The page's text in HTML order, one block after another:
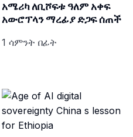
አሜሪካ ለቢሾፍቱ ዓለም አቀፍ
አውሮፕላን ማረፊያ ድጋፍ ሰጠች
1 ሳምንት በፊት